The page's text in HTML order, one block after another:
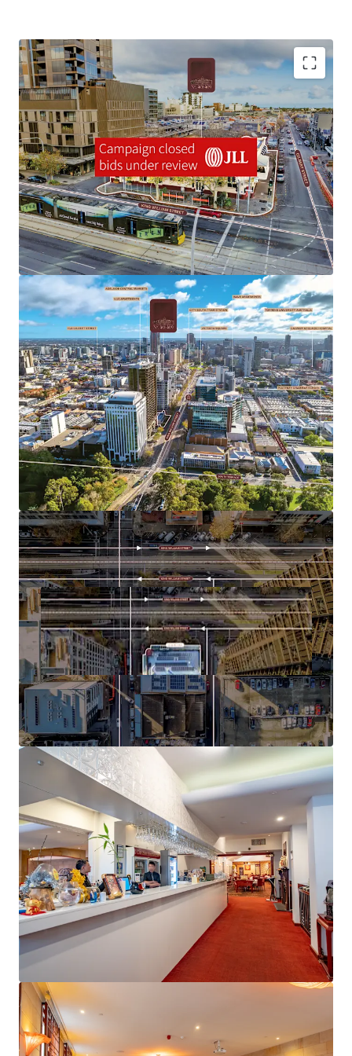
Capital City zoning permits development to 53 metres
(stnc)* with a minimum building height of 27 metres,
opening up a range of residential, hotel, commercial, or
mixed-use outcomes. The main hotel building holds Local
Heritage status with the City of Adelaide, adding prestige
while maintaining substantial development flexibility.
This exceptional opportunity appeals to developers
seeking a premium CBD site, investors attracted to
character hospitality assets with redevelopment upside,
hotel operators, and owner-occupiers seeking a landmark
presence. The combination of heritage character, three-
street frontage, generous site area, operating licence,
holding income, and strategic location creates a truly
unique offering rarely available in the Adelaide market.
For sale by Expression of Interest closing Wednesday 29
July at 2pm (ACST).